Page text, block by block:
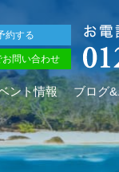
約する
お問い合わせ
ント情報 ブログ